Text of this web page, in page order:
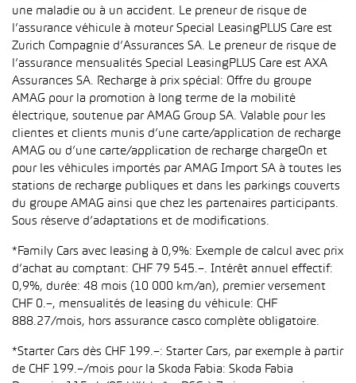
une maladie ou à un accident. Le preneur de risque de
l’assurance véhicule à moteur Special LeasingPLUS Care est
Zurich Compagnie d’Assurances SA. Le preneur de risque de
l’assurance mensualités Special LeasingPLUS Care est AXA
Assurances SA. Recharge à prix spécial: Offre du groupe
AMAG pour la promotion à long terme de la mobilité
électrique, soutenue par AMAG Group SA. Valable pour les
clientes et clients munis d’une carte/application de recharge
AMAG ou d’une carte/application de recharge chargeOn et
pour les véhicules importés par AMAG Import SA à toutes les
stations de recharge publiques et dans les parkings couverts
du groupe AMAG ainsi que chez les partenaires participants.
Sous réserve d’adaptations et de modifications.
*Family Cars avec leasing à 0,9%: Exemple de calcul avec prix
d’achat au comptant: CHF 79 545.–. Intérêt annuel effectif:
0,9%, durée: 48 mois (10 000 km/an), premier versement
CHF 0.–, mensualités de leasing du véhicule: CHF
888.27/mois, hors assurance casco complète obligatoire.
*Starter Cars dès CHF 199.–: Starter Cars, par exemple à partir
de CHF 199.–/mois pour la Skoda Fabia: Skoda Fabia